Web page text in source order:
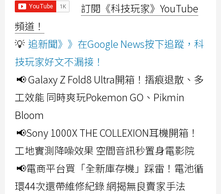
訂閱《科技玩家》YouTube
頻道！
💡 追新聞》》在Google News按下追蹤，科
技玩家好文不漏接！
📢 Galaxy Z Fold8 Ultra開箱！摺痕退散、多
工效能 同時爽玩Pokemon GO、Pikmin
Bloom
📢Sony 1000X THE COLLEXION耳機開箱！
工地實測降噪效果 空間音訊秒置身電影院
📢電商平台買「全新庫存機」踩雷！電池循
環44次還帶維修紀錄 網揭無良賣家手法